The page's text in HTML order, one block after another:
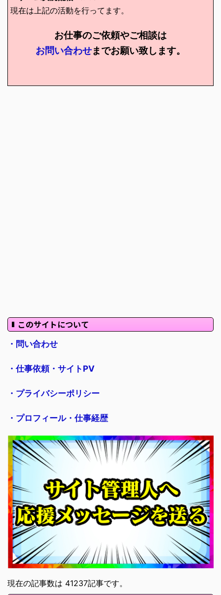
現在は上記の活動を行ってます。
お仕事のご依頼やご相談は
お問い合わせまでお願い致します。
このサイトについて
・問い合わせ
・仕事依頼・サイトPV
・プライバシーポリシー
・プロフィール・仕事経歴
現在の記事数は 41237記事です。